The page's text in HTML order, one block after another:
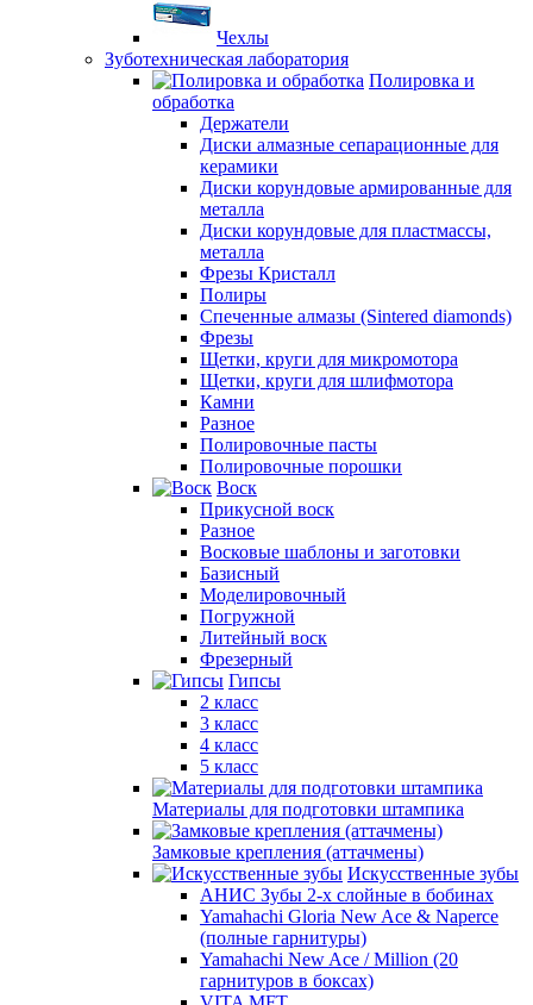
Чехлы
Зуботехническая лаборатория
Полировка и
обработка
Держатели
Диски алмазные сепарационные для
керамики
Диски корундовые армированные для
металла
Диски корундовые для пластмассы,
металла
Фрезы Кристалл
Полиры
Спеченные алмазы (Sintered diamonds)
Фрезы
Щетки, круги для микромотора
Щетки, круги для шлифмотора
Камни
Разное
Полировочные пасты
Полировочные порошки
Воск
Прикусной воск
Разное
Восковые шаблоны и заготовки
Базисный
Моделировочный
Погружной
Литейный воск
Фрезерный
Гипсы
2 класс
3 класс
4 класс
5 класс
Материалы для подготовки штампика
Замковые крепления (аттачмены)
Искусственные зубы
АНИС Зубы 2-х слойные в бобинах
Yamahachi Gloria New Ace & Naperce
(полные гарнитуры)
Yamahachi New Ace / Million (20
гарнитуров в боксах)